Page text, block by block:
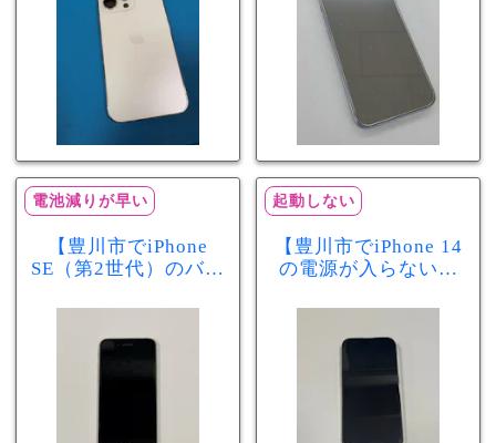
電池減りが早い
【豊川市でiPhone
SE（第2世代）のバッ
スマ豊川店】電池の
減りが早い症状も当
起動しない
【豊川市でiPhone 14
の電源が入らない修
店】バッテリー交換
で復旧するケースも
あります！